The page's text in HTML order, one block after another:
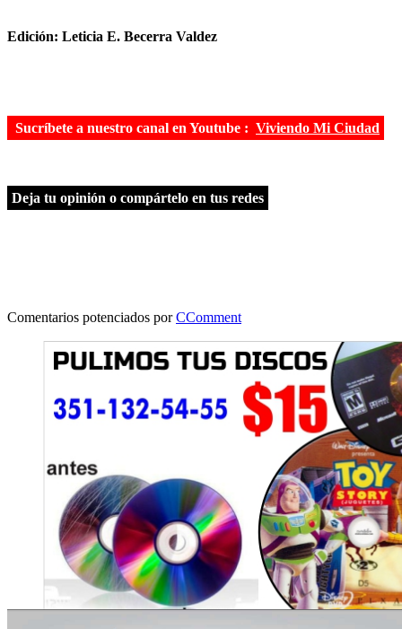
Edición: Leticia E. Becerra Valdez
Sucríbete a nuestro canal en Youtube : Viviendo Mi Ciudad
Deja tu opinión o compártelo en tus redes
Comentarios potenciados porCComment